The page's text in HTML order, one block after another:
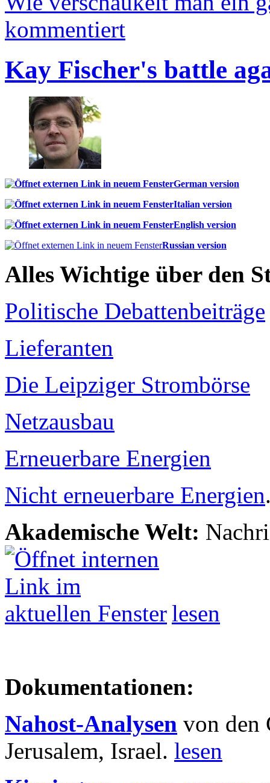
kommentiert
Kay Fischer's battle
German version
Italian version
English version
Russian version
Alles Wichtige über den
Politische Debattenbeiträge
Lieferanten
Die Leipziger Strombörse
Netzausbau
Erneuerbare Energien
Nicht erneuerbare Energien
Akademische Welt:
lesen
Dokumentationen:
Nahost-Analysen von den
Jerusalem, Israel. lesen